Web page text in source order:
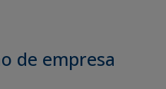
de empresa